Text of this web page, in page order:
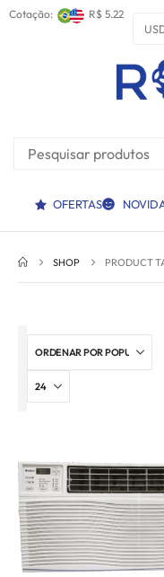
Cotação: R$ 5.22
OFERTAS
SHOP PRODUCT